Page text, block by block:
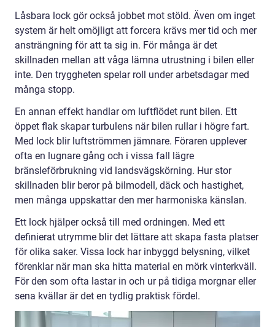
Låsbara lock gör också jobbet mot stöld. Även om inget
system är helt omöjligt att forcera krävs mer tid och mer
ansträngning för att ta sig in. För många är det
skillnaden mellan att våga lämna utrustning i bilen eller
inte. Den tryggheten spelar roll under arbetsdagar med
många stopp.
En annan effekt handlar om luftflödet runt bilen. Ett
öppet flak skapar turbulens när bilen rullar i högre fart.
Med lock blir luftströmmen jämnare. Föraren upplever
ofta en lugnare gång och i vissa fall lägre
bränsleförbrukning vid landsvägskörning. Hur stor
skillnaden blir beror på bilmodell, däck och hastighet,
men många uppskattar den mer harmoniska känslan.
Ett lock hjälper också till med ordningen. Med ett
definierat utrymme blir det lättare att skapa fasta platser
för olika saker. Vissa lock har inbyggd belysning, vilket
förenklar när man ska hitta material en mörk vinterkväll.
För den som ofta lastar in och ur på tidiga morgnar eller
sena kvällar är det en tydlig praktisk fördel.